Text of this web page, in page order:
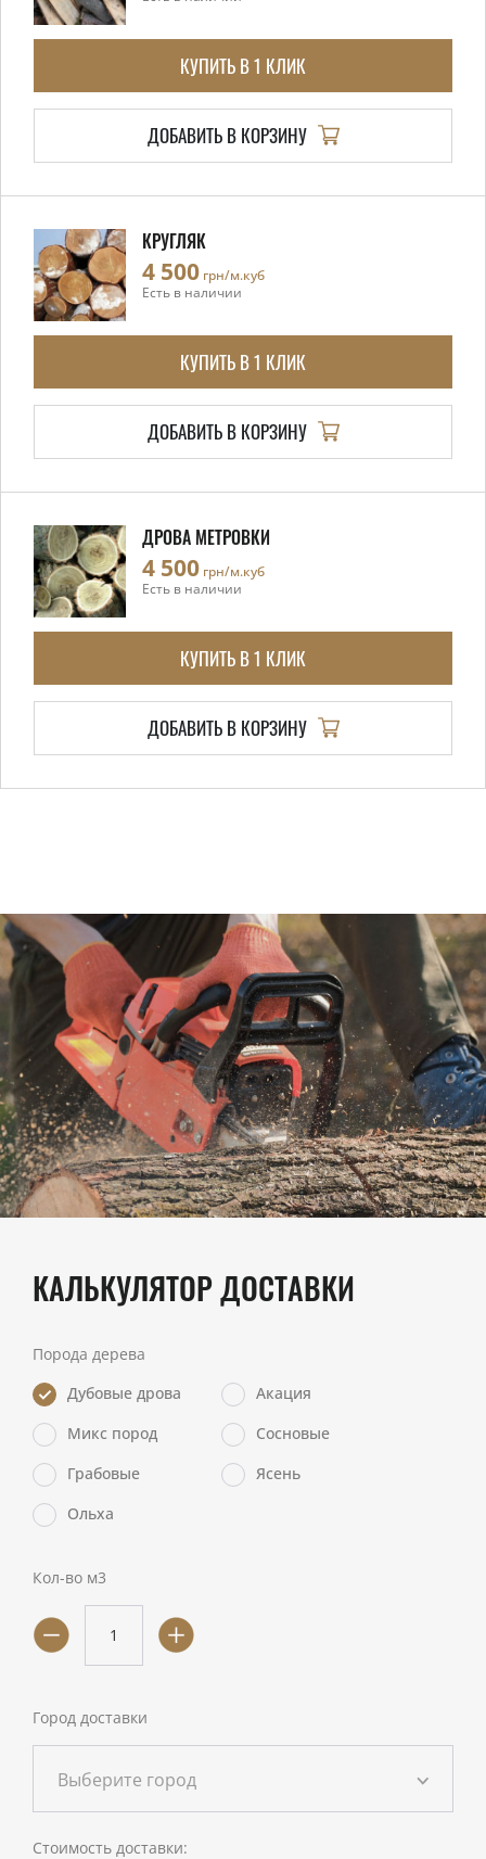
КУПИТЬ В 1 КЛИК
ДОБАВИТЬ В КОРЗИНУ
КРУГЛЯК
4 500 грн/м.куб
Есть в наличии
КУПИТЬ В 1 КЛИК
ДОБАВИТЬ В КОРЗИНУ
ДРОВА МЕТРОВКИ
4 500 грн/м.куб
Есть в наличии
КУПИТЬ В 1 КЛИК
ДОБАВИТЬ В КОРЗИНУ
КАЛЬКУЛЯТОР ДОСТАВКИ
Порода дерева
Дубовые дрова
Акация
Микс пород
Сосновые
Грабовые
Ясень
Ольха
Кол-во м3
Город доставки
Выберите город
Стоимость доставки: